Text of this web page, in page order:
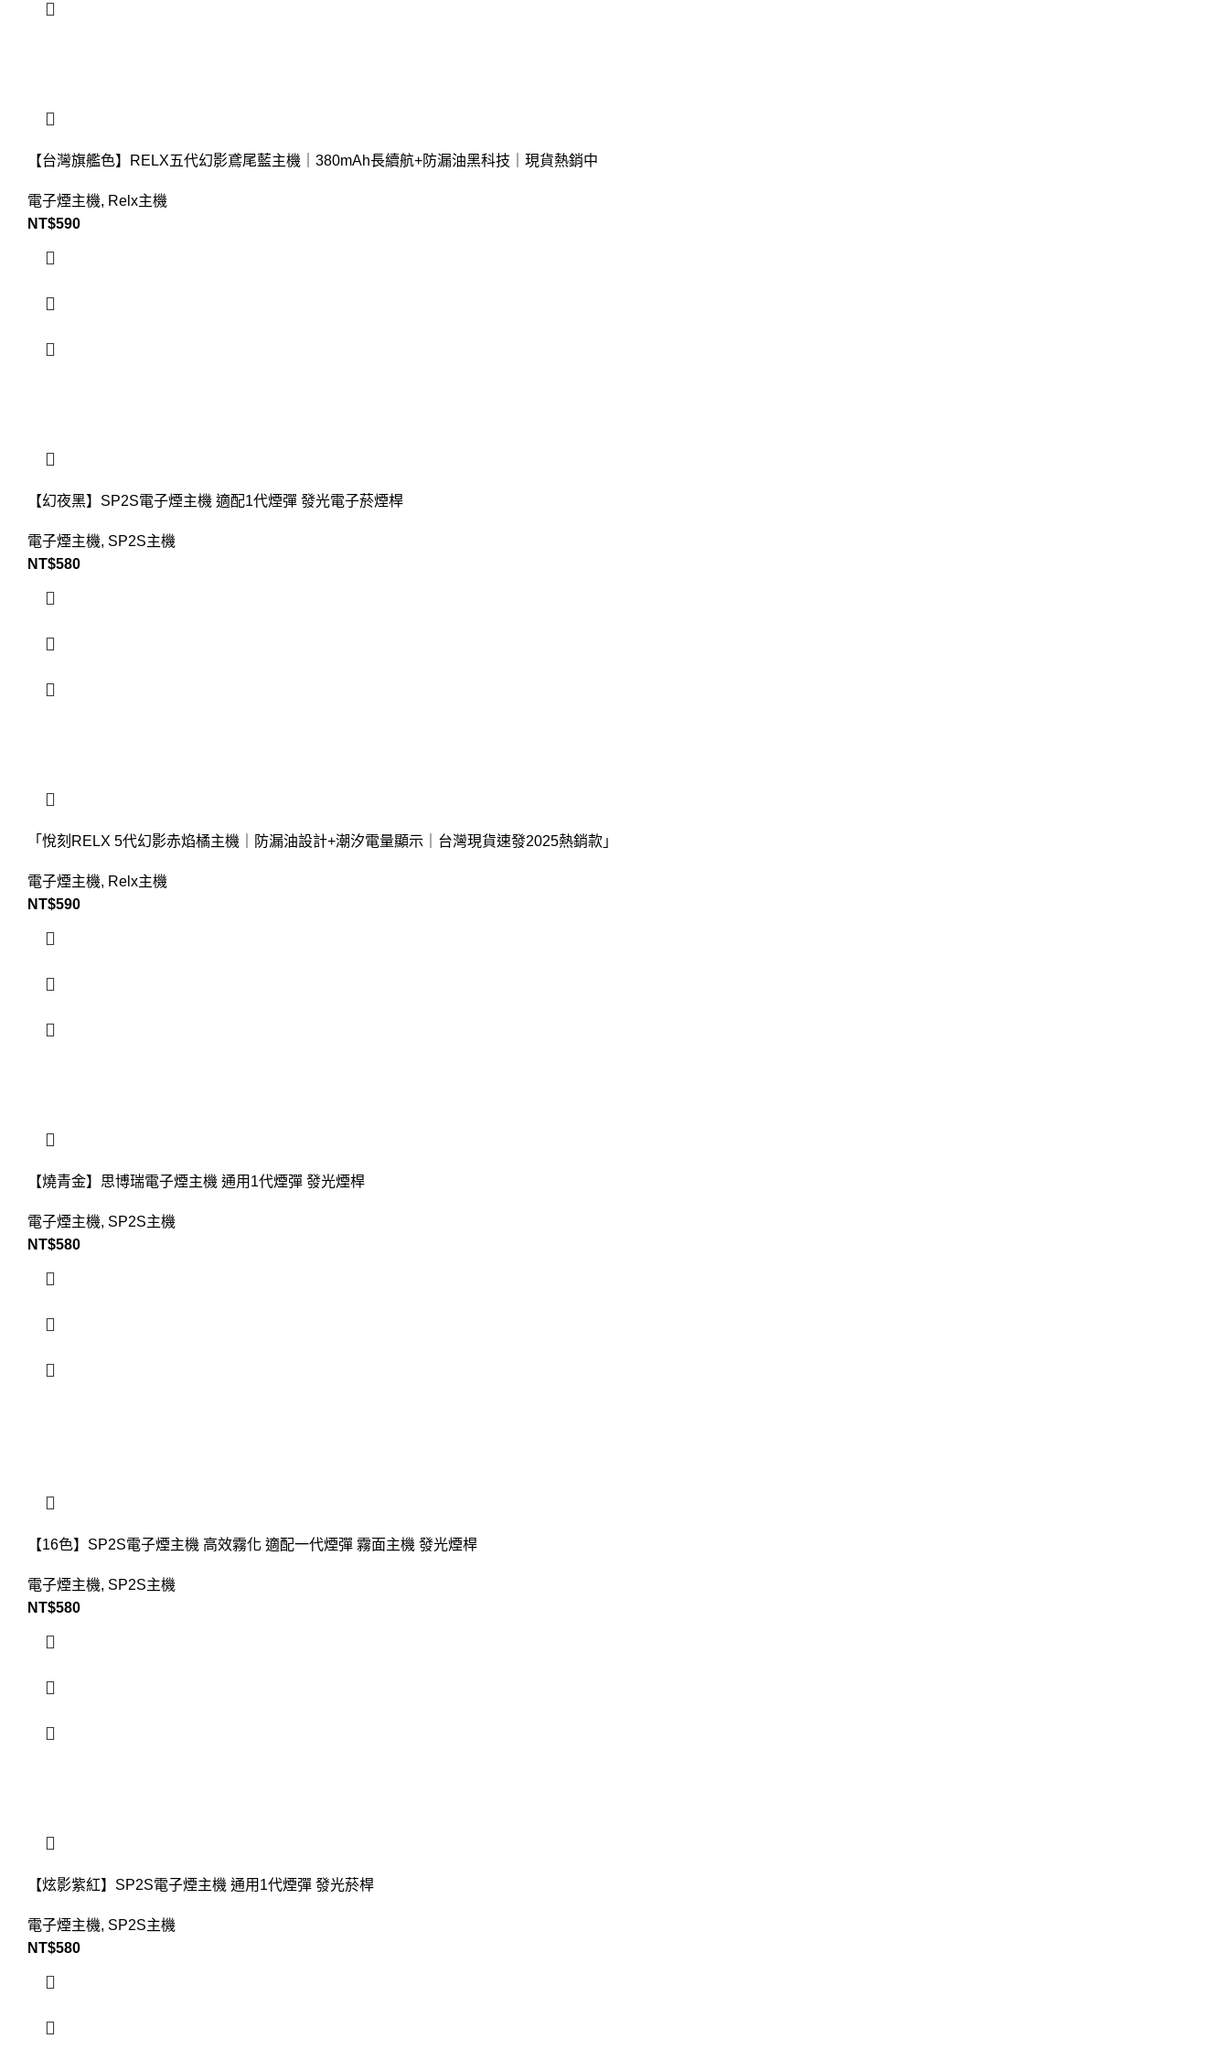
【台灣旗艦色】RELX五代幻影鳶尾藍主機｜380mAh長續航+防漏油黑科技｜現貨熱銷中
電子煙主機, Relx主機
NT$590
【幻夜黑】SP2S電子煙主機 適配1代煙彈 發光電子菸煙桿
電子煙主機, SP2S主機
NT$580
「悅刻RELX 5代幻影赤焰橘主機｜防漏油設計+潮汐電量顯示｜台灣現貨速發2025熱銷款」
電子煙主機, Relx主機
NT$590
【燒青金】思博瑞電子煙主機 通用1代煙彈 發光煙桿
電子煙主機, SP2S主機
NT$580
【16色】SP2S電子煙主機 高效霧化 適配一代煙彈 霧面主機 發光煙桿
電子煙主機, SP2S主機
NT$580
【炫影紫紅】SP2S電子煙主機 通用1代煙彈 發光菸桿
電子煙主機, SP2S主機
NT$580